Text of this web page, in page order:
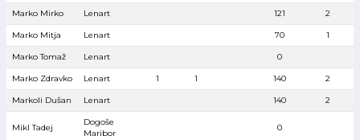
Marko Mirko Lenart 121 2
Marko Mitja Lenart 70 1
Marko Tomaž Lenart 0
Marko Zdravko Lenart 1 1 140 2
Markoli Dušan Lenart 140 2
Mikl Tadej
Dogoše
Maribor
0